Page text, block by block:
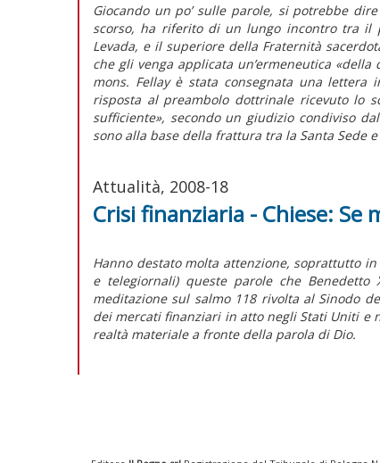
Giocando un po’ sulle parole, si potrebbe
scorso, ha riferito di un lungo incontro tra il
Levada, e il superiore della Fraternità
che gli venga applicata un’ermeneutica
mons. Fellay è stata consegnata una
risposta al preambolo dottrinale ricevuto lo
sufficiente», secondo un giudizio condiviso
sono alla base della frattura tra la Santa Sede
Attualità, 2008-18
Crisi finanziaria - Chiese: Se
Hanno destato molta attenzione, soprattutto
e telegiornali) queste parole che
meditazione sul salmo 118 rivolta al Sinodo
dei mercati finanziari in atto negli Stati Uniti e
realtà materiale a fronte della parola di Dio.